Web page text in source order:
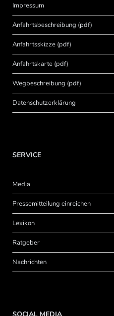
Impressum
Anfahrtsbeschreibung (pdf)
Anfahrtsskizze (pdf)
Anfahrtskarte (pdf)
Wegbeschreibung (pdf)
Datenschutzerklärung
SERVICE
Media
Pressemitteilung einreichen
Lexikon
Ratgeber
Nachrichten